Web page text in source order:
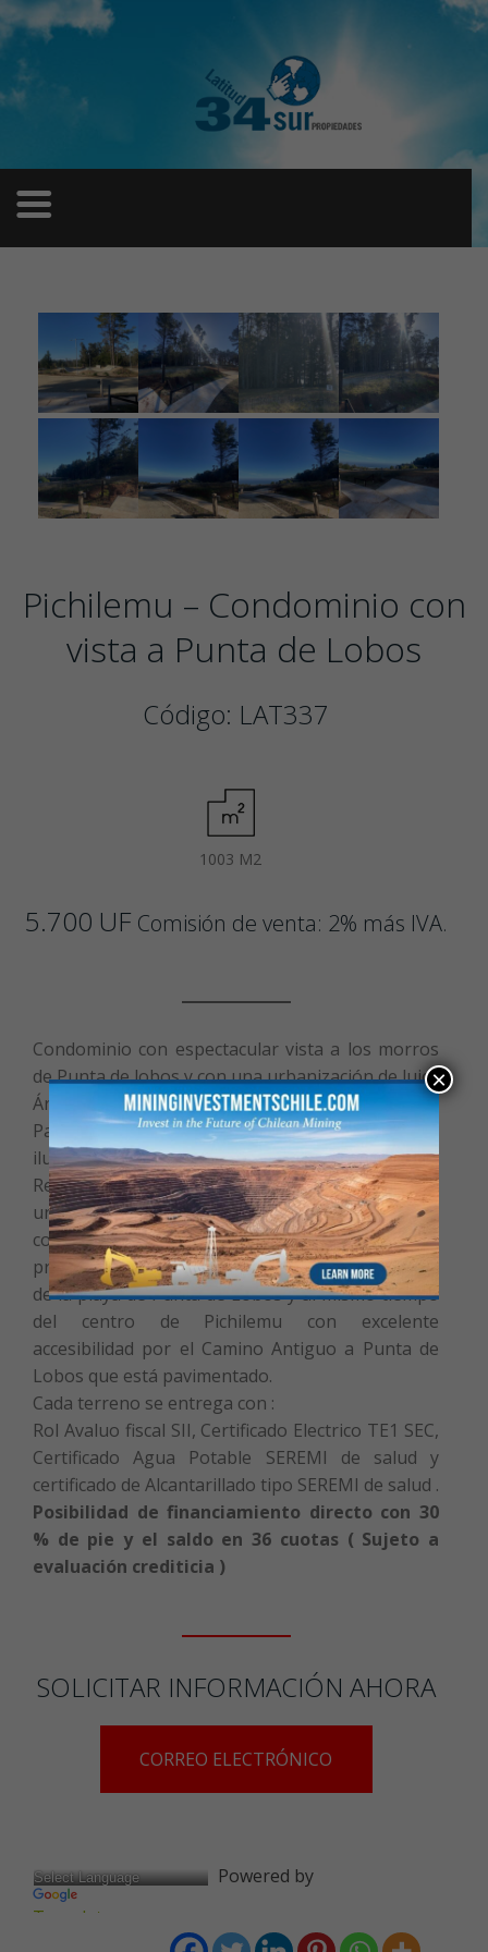
Pichilemu – Condominio con
vista a Punta de Lobos
Código: LAT337
1003 M2
5.700 UF Comisión de venta: 2% más IVA.
Condominio con espectacular vista a los morros
de Punta de lobos y con una urbanización de lujo.
Área deportiva, Torre Mirador a Punta de Lobos,
Paisajismo con plantas y árboles nativos e
iluminación en acceso principal .
Reglamento de arquitectura y construcción para
una integración armónica al entorno del
condominio . Se ubica en un entorno natural
privilegiado en Pichilemu y solo esta a 5 minutos
de la playa de Punta de Lobos y al mismo tiempo
del centro de Pichilemu con excelente
accesibilidad por el Camino Antiguo a Punta de
Lobos que está pavimentado.
Cada terreno se entrega con :
Rol Avaluo fiscal SII, Certificado Electrico TE1 SEC,
Certificado Agua Potable SEREMI de salud y
certificado de Alcantarillado tipo SEREMI de salud .
Posibilidad de financiamiento directo con 30
% de pie y el saldo en 36 cuotas ( Sujeto a
evaluación crediticia )
SOLICITAR INFORMACIÓN AHORA
CORREO ELECTRÓNICO
Powered by
Translate
×